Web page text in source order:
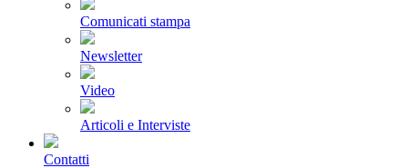
Comunicati stampa
Newsletter
Video
Articoli e Interviste
Contatti